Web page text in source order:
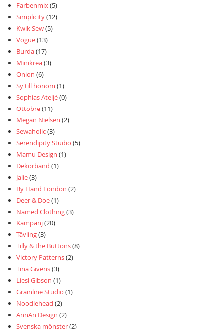
Farbenmix(5)
Simplicity(12)
Kwik Sew(5)
Vogue(13)
Burda(17)
Minikrea(3)
Onion (6)
Sy till honom (1)
Sophias Ateljé(0)
Ottobre(11)
Megan Nielsen (2)
Sewaholic(3)
Serendipity Studio (5)
Mamu Design (1)
Dekorband (1)
Jalie(3)
By Hand London (2)
Deer & Doe(1)
Named Clothing(3)
Kampanj(20)
Tävling(3)
Tilly & the Buttons(8)
Victory Patterns(2)
Tina Givens(3)
Liesl Gibson (1)
Grainline Studio (1)
Noodlehead (2)
AnnAn Design (2)
Svenska mönster(2)